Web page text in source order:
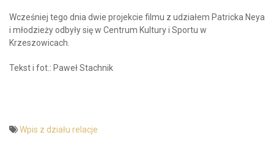
Wcześniej tego dnia dwie projekcie filmu z udziałem Patricka Neya
i młodzieży odbyły się w Centrum Kultury i Sportu w
Krzeszowicach.
Tekst i fot.: Paweł Stachnik
Wpis z działu relacje